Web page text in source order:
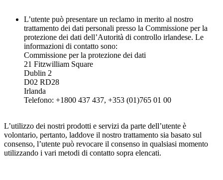
L’utente può presentare un reclamo in merito al nostro
trattamento dei dati personali presso la Commissione per la
protezione dei dati dell’Autorità di controllo irlandese. Le
informazioni di contatto sono:
Commissione per la protezione dei dati
21 Fitzwilliam Square
Dublin 2
D02 RD28
Irlanda
Telefono: +1800 437 437, +353 (01)765 01 00
L’utilizzo dei nostri prodotti e servizi da parte dell’utente è
volontario, pertanto, laddove il nostro trattamento sia basato sul
consenso, l’utente può revocare il consenso in qualsiasi momento
utilizzando i vari metodi di contatto sopra elencati.